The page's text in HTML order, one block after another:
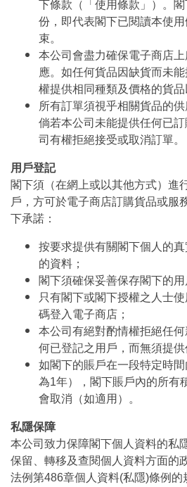
下條款（「使用條款」）。
份，即代表閣下已閱讀本使
束。
本公司會盡力確保電子商店
應。如任何貨品因缺貨而未
權提供相同種類及價格的貨品
所有訂單須視乎相關貨品的供
倘若本公司未能提供任何已
司有權拒絕接受或取消訂單。
用戶登記
閣下須（在網上或以其他方式）進
戶，方可於電子商店訂購貨品或服
下承諾：
按要求提供有關閣下個人的
的資料；
閣下須確保妥善保存閣下的用
只有閣下或閣下授權之人士
碼登入電子商店；
本公司有絕對酌情權拒絕任
何已登記之用戶，而無須提供
如閣下的賬戶在一段特定時
為1年），閣下賬戶內的所有
會取消（如適用）。
私隱保障
本公司致力保障閣下個人資料的私
保留、轉移及查閱個人資料方面的
法例第486章個人資料(私隱)條例的